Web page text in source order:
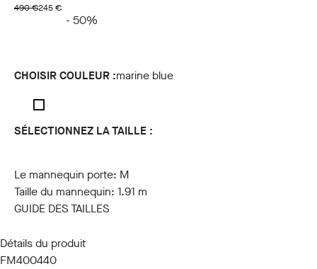
490 €
original price 490 €
245 €
current price 245 €
- 50%
CHOISIR COULEUR :marine blue
SÉLECTIONNEZ LA TAILLE :
Le mannequin porte: M
Taille du mannequin: 1.91 m
GUIDE DES TAILLES
Détails du produit
FM400440